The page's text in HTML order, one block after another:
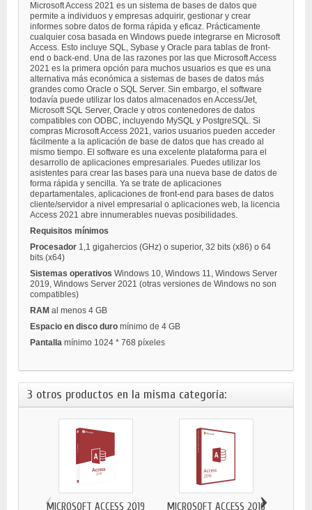
Microsoft Access 2021 es un sistema de bases de datos que
permite a individuos y empresas adquirir, gestionar y crear
informes sobre datos de forma rápida y eficaz. Prácticamente
cualquier cosa basada en Windows puede integrarse en Microsoft
Access. Esto incluye SQL, Sybase y Oracle para tablas de front-
end o back-end. Una de las razones por las que Microsoft Access
2021 es la primera opción para muchos usuarios es que es una
alternativa más económica a sistemas de bases de datos más
grandes como Oracle o SQL Server. Sin embargo, el software
todavía puede utilizar los datos almacenados en Access/Jet,
Microsoft SQL Server, Oracle y otros contenedores de datos
compatibles con ODBC, incluyendo MySQL y PostgreSQL. Si
compras Microsoft Access 2021, varios usuarios pueden acceder
fácilmente a la aplicación de base de datos que has creado al
mismo tiempo. El software es una excelente plataforma para el
desarrollo de aplicaciones empresariales. Puedes utilizar los
asistentes para crear las bases para una nueva base de datos de
forma rápida y sencilla. Ya se trate de aplicaciones
departamentales, aplicaciones de front-end para bases de datos
cliente/servidor a nivel empresarial o aplicaciones web, la licencia
Access 2021 abre innumerables nuevas posibilidades.
Requisitos mínimos
Procesador 1,1 gigahercios (GHz) o superior, 32 bits (x86) o 64
bits (x64)
Sistemas operativos Windows 10, Windows 11, Windows Server
2019, Windows Server 2021 (otras versiones de Windows no son
compatibles)
RAM al menos 4 GB
Espacio en disco duro mínimo de 4 GB
Pantalla mínimo 1024 * 768 píxeles
3 otros productos en la misma categoría:
MICROSOFT ACCESS 2019 MICROSOFT ACCESS 2016
‹ ›